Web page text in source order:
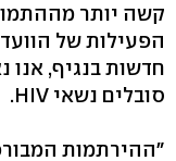
קשה יותר
הפעילות של
חדשות בנגיף,
סובלים נשאי HIV.
"ההירתמות